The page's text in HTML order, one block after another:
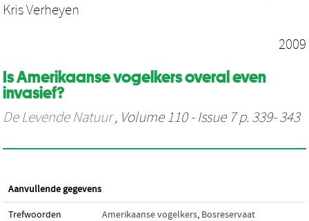
Kris Verheyen
2009
Is Amerikaanse vogelkers overal even
invasief?
De Levende Natuur, Volume 110 - Issue 7 p. 339- 343
Aanvullende gegevens
Trefwoorden Amerikaanse vogelkers, Bosreservaat